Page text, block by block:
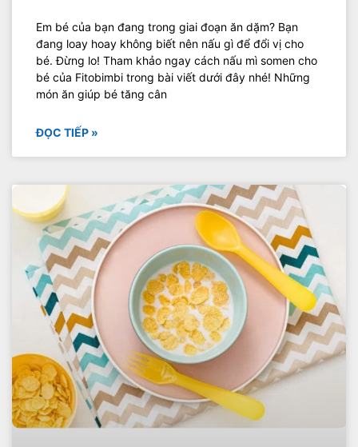
Em bé của bạn đang trong giai đoạn ăn dặm? Bạn
đang loay hoay không biết nên nấu gì để đổi vị cho
bé. Đừng lo! Tham khảo ngay cách nấu mì somen cho
bé của Fitobimbi trong bài viết dưới đây nhé! Những
món ăn giúp bé tăng cân
ĐỌC TIẾP »